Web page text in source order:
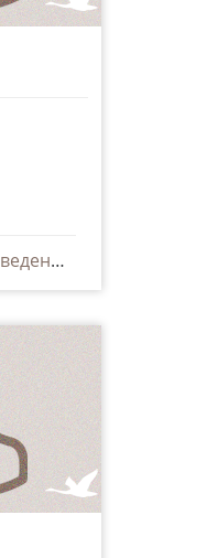
Просмотреть все сведения